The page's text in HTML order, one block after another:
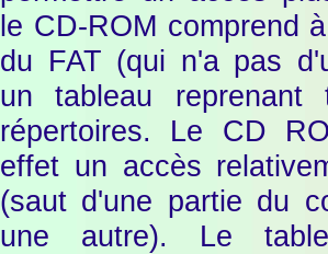
le CD-ROM comprend
du FAT (qui n'a pas
un tableau reprenant
répertoires. Le CD
effet un accès
(saut d'une partie du
une autre). Le